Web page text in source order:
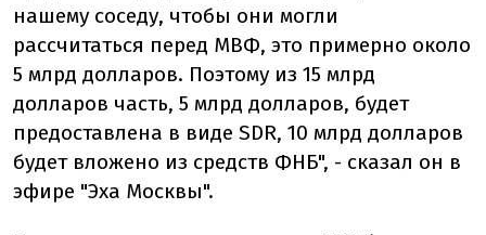
нашему соседу, чтобы они могли
рассчитаться перед МВФ, это примерно около
5 млрд долларов. Поэтому из 15 млрд
долларов часть, 5 млрд долларов, будет
предоставлена в виде SDR, 10 млрд долларов
будет вложено из средств ФНБ", - сказал он в
эфире "Эха Москвы".